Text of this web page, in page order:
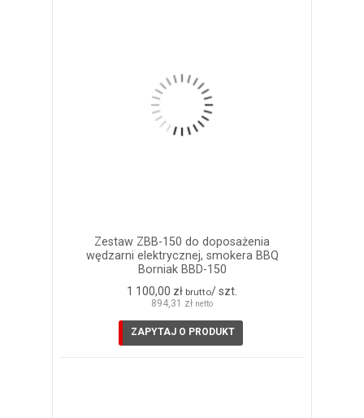
Zestaw ZBB-150 do doposażenia
wędzarni elektrycznej, smokera BBQ
Borniak BBD-150
1 100,00 zł brutto/ szt.
894,31 zł netto
ZAPYTAJ O PRODUKT